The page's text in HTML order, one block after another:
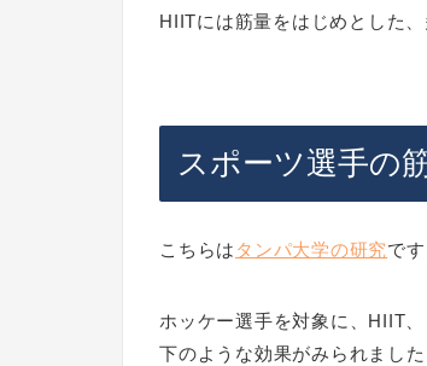
HIITには筋量をはじめとした
スポーツ選手の
こちらは タンパ大学の研究です
ホッケー選手を対象に、HIIT
下のような効果がみられました